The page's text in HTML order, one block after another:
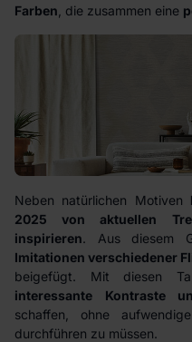
Farben , die zusammen eine
Neben natürlichen Motiven
2025 von aktuellen
inspirieren. Aus diesem
Imitationen verschiedener
beigefügt. Mit diesen
interessante Kontraste
schaffen, ohne
durchführen zu müssen.